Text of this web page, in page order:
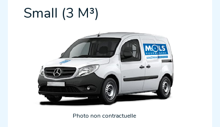
Small (3 M³)
Photo non contractuelle